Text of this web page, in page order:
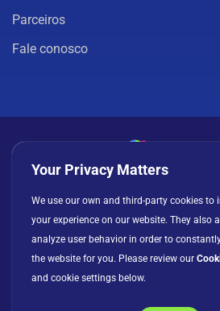
Parceiros
Fale conosco
Política de privacidade Cookies
Contrato de licença
Your Privacy Matters
We use our own and third-party cookies to
your experience on our website. They also
analyze user behavior in order to
the website for you. Please review our
and cookie settings below.